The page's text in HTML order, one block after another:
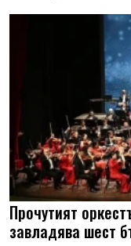
Прочутият
завладява шест